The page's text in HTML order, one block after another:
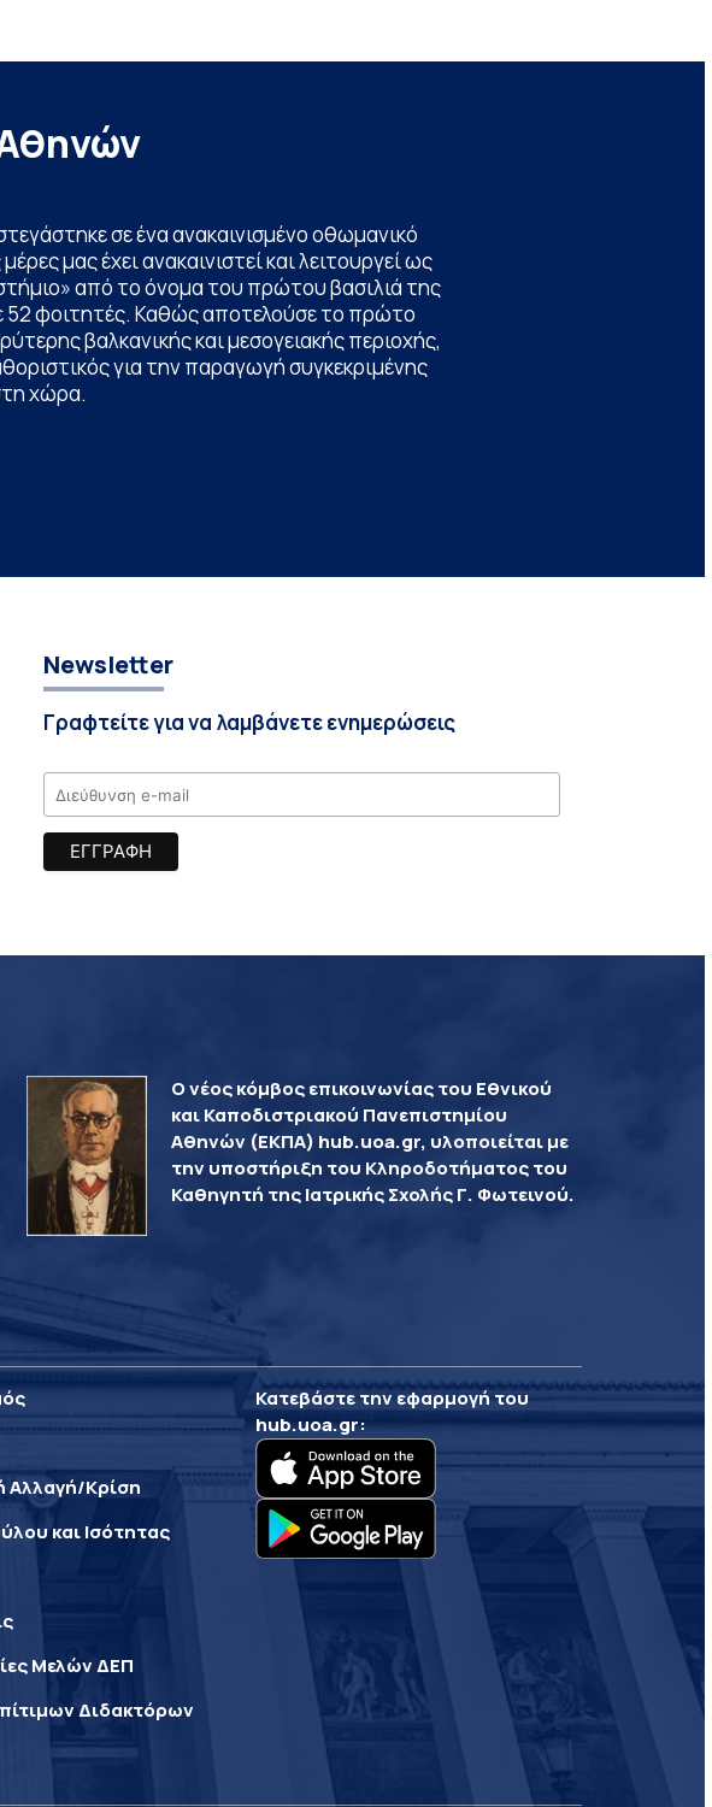
σε ένα ανακαινισμένο οθωμανικό
μας έχει ανακαινιστεί και λειτουργεί ως
από το όνομα του πρώτου βασιλιά της
φοιτητές. Καθώς αποτελούσε το πρώτο
βαλκανικής και μεσογειακής περιοχής,
για την παραγωγή συγκεκριμένης
χώρα.
Newsletter
Γραφτείτε για να λαμβάνετε ενημερώσεις
Ο νέος κόμβος επικοινωνίας του Εθνικού
και Καποδιστριακού Πανεπιστημίου
Αθηνών (ΕΚΠΑ) hub.uoa.gr, υλοποιείται με
την υποστήριξη του Κληροδοτήματος του
Καθηγητή της Ιατρικής Σχολής Γ. Φωτεινού.
Αλλαγή/Κρίση
και Ισότητας
Μελών ΔΕΠ
Διδακτόρων
Κατεβάστε την εφαρμογή του
hub.uoa.gr: